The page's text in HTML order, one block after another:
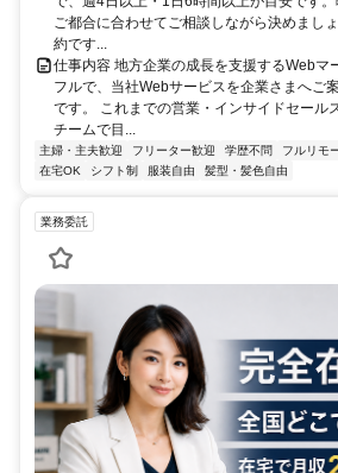
ご都合に合わせてご相談しながら決めまし
約です...
仕事内容 地方企業の成長を支援するWebマ
フルで、当社Webサービスを企業さまへご
です。 これまでの営業・インサイドセール
チームで目...
主婦・主夫歓迎 フリーター歓迎 学歴不問 フルリモ
在宅OK
シフト制 服装自由 髪型・髪色自由
業務委託